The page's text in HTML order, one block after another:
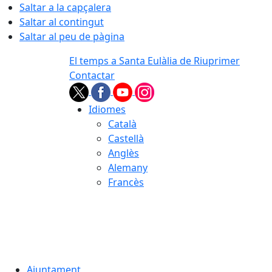
Saltar a la capçalera
Saltar al contingut
Saltar al peu de pàgina
El temps a Santa Eulàlia de Riuprimer
Contactar
Idiomes
Català
Castellà
Anglès
Alemany
Francès